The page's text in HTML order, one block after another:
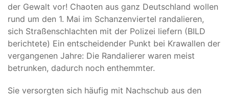
der Gewalt vor! Chaoten aus ganz Deutschland wollen
rund um den 1. Mai im Schanzenviertel randalieren,
sich Straßenschlachten mit der Polizei liefern (BILD
berichtete) Ein entscheidender Punkt bei Krawallen der
vergangenen Jahre: Die Randalierer waren meist
betrunken, dadurch noch enthemmter.
Sie versorgten sich häufig mit Nachschub aus den